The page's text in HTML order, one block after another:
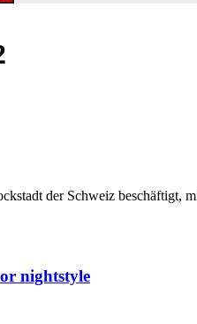
der Schweiz
nightstyle